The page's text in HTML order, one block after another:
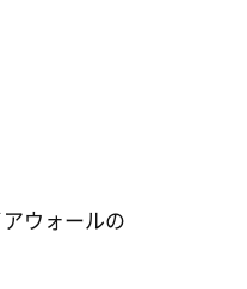
ウォールの